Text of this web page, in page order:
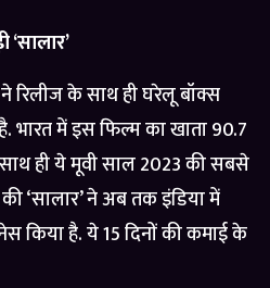
ने रिलीज के साथ ही घरेलू बॉक्स
में इस फिल्म का खाता 90.7
ही ये मूवी साल 2023 की सबसे
‘सालार’ ने अब तक इंडिया में
किया है. ये 15 दिनों की कमाई के